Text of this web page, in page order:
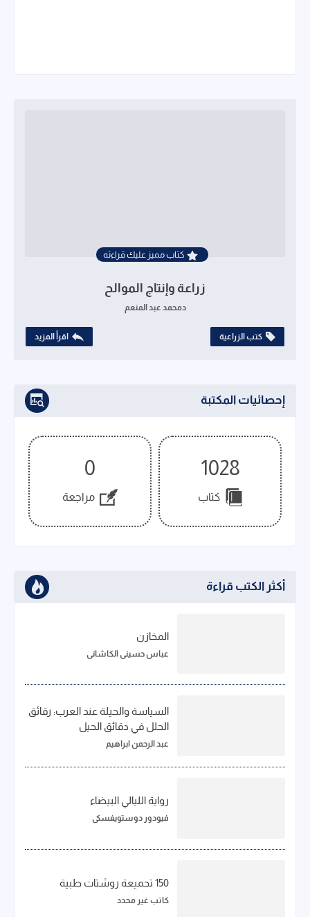
كتاب مميز عليك قراءته
زراعة وإنتاج الموالح
دمحمد عبد المنعم
كتب الزراعية اقرأ المزيد
إحصائيات المكتبة
1028
كتاب
0
مراجعة
أكثر الكتب قراءة
المخازن
عباس حسيني الكاشاني
السياسة والحيلة عند العرب: رقائق
الحلل في دقائق الحيل
عبد الرحمن ابراهيم
رواية الليالي البيضاء
فيودور دوستويفسكي
150 تحميعة روشتات طبية
كاتب غير محدد